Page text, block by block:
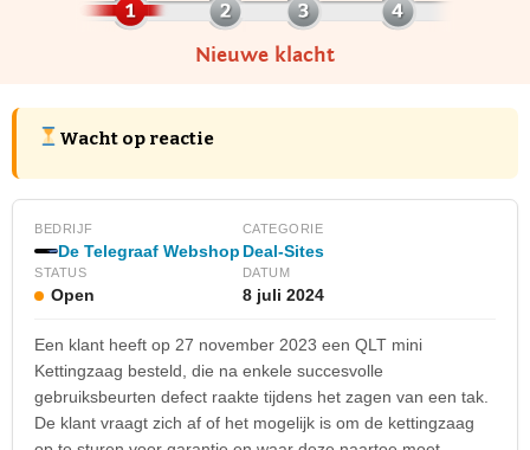
Nieuwe klacht
Wacht op reactie
BEDRIJF
De Telegraaf Webshop
CATEGORIE
Deal-Sites
STATUS
Open
DATUM
8 juli 2024
Een klant heeft op 27 november 2023 een QLT mini
Kettingzaag besteld, die na enkele succesvolle
gebruiksbeurten defect raakte tijdens het zagen van een tak.
De klant vraagt zich af of het mogelijk is om de kettingzaag